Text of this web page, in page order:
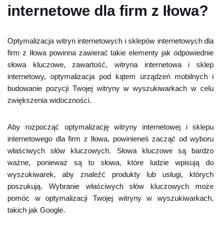
internetowe dla firm z Iłowa?
Optymalizacja witryn internetowych i sklepów internetowych dla
firm z Iłowa powinna zawierać takie elementy jak odpowiednie
słowa kluczowe, zawartość, witryna internetowa i sklep
internetowy, optymalizacja pod kątem urządzeń mobilnych i
budowanie pozycji Twojej witryny w wyszukiwarkach w celu
zwiększenia widoczności.
Aby rozpocząć optymalizację witryny internetowej i sklepu
internetowego dla firm z Iłowa, powinieneś zacząć od wyboru
właściwych słów kluczowych. Słowa kluczowe są bardzo
ważne, ponieważ są to słowa, które ludzie wpisują do
wyszukiwarek, aby znaleźć produkty lub usługi, których
poszukują. Wybranie właściwych słów kluczowych może
pomóc w optymalizacji Twojej witryny w wyszukiwarkach,
takich jak Google.